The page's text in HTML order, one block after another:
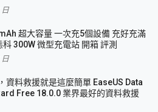
超大容量 一次充5個設備 充好充滿
科 300W 微型充電站 開箱 評測
資料救援就是這麼簡單 EaseUS Data
Free 18.0.0 業界最好的資料救援